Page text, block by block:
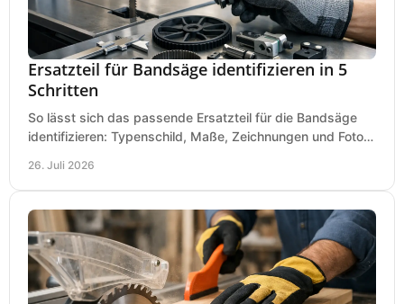
Ersatzteil für Bandsäge identifizieren in 5
Schritten
So lässt sich das passende Ersatzteil für die Bandsäge
identifizieren: Typenschild, Maße, Zeichnungen und Fotos
26. Juli 2026